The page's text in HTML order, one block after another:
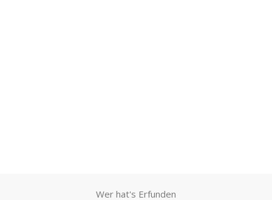
Wer hat's Erfunden